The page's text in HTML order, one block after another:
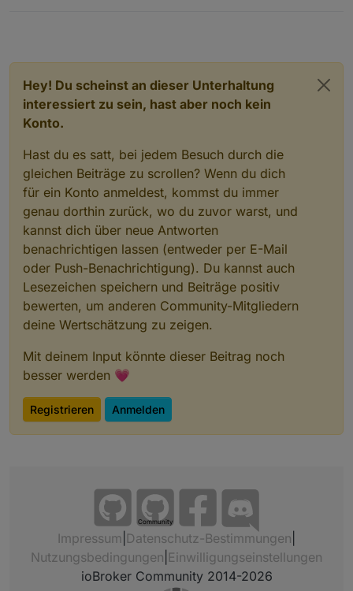
Hey! Du scheinst an dieser Unterhaltung
interessiert zu sein, hast aber noch kein
Konto.
Hast du es satt, bei jedem Besuch durch die
gleichen Beiträge zu scrollen? Wenn du dich
für ein Konto anmeldest, kommst du immer
genau dorthin zurück, wo du zuvor warst, und
kannst dich über neue Antworten
benachrichtigen lassen (entweder per E-Mail
oder Push-Benachrichtigung). Du kannst auch
Lesezeichen speichern und Beiträge positiv
bewerten, um anderen Community-Mitgliedern
deine Wertschätzung zu zeigen.
Mit deinem Input könnte dieser Beitrag noch
besser werden 💗
Registrieren Anmelden
Community
Impressum Datenschutz-Bestimmungen
Nutzungsbedingungen Einwilligungseinstellungen
ioBroker Community 2014-2026